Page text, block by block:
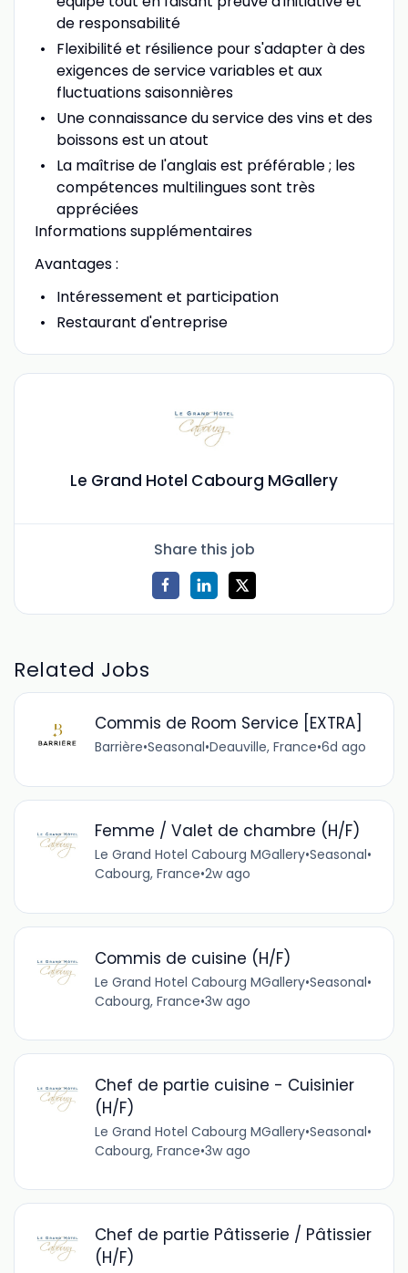
de responsabilité
Flexibilité et résilience pour s'adapter à des
exigences de service variables et aux
fluctuations saisonnières
Une connaissance du service des vins et des
boissons est un atout
La maîtrise de l'anglais est préférable ; les
compétences multilingues sont très
appréciées
Informations supplémentaires
Avantages :
Intéressement et participation
Restaurant d'entreprise
Le Grand Hotel Cabourg MGallery
Share this job
Related Jobs
Commis de Room Service [EXTRA]
Barrière•Seasonal•Deauville, France•6d ago
Femme / Valet de chambre (H/F)
Le Grand Hotel Cabourg MGallery•Seasonal•
Cabourg, France•2w ago
Commis de cuisine (H/F)
Le Grand Hotel Cabourg MGallery•Seasonal•
Cabourg, France•3w ago
Chef de partie cuisine - Cuisinier
(H/F)
Le Grand Hotel Cabourg MGallery•Seasonal•
Cabourg, France•3w ago
Chef de partie Pâtisserie / Pâtissier
(H/F)